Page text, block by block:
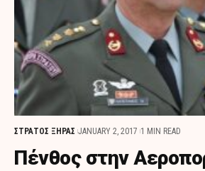
ΣΤΡΑΤΟΣ ΞΗΡΑΣ JANUARY 2, 2017 1 MIN READ
Πένθος στην